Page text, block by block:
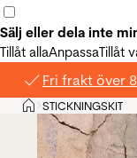
Sälj eller dela inte
Tillåt allaAnpassaTillåt
Fri frakt över
Hem
>STICKNINGSKIT